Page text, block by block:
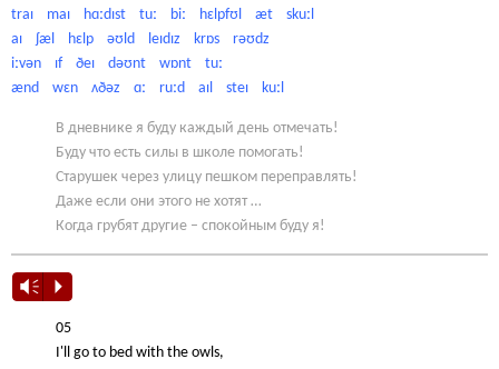
traɪ maɪ hɑːdɪst tuː biː hɛlpfʊl æt skuːl
aɪ ʃæl hɛlp əʊld leɪdɪz krɒs rəʊdz
iːvən ɪf ðeɪ dəʊnt wɒnt tuː
ænd wɛn ʌðəz ɑː ruːd aɪl steɪ kuːl
В дневнике я буду каждый день отмечать!
Буду что есть силы в школе помогать!
Старушек через улицу пешком переправлять!
Даже если они этого не хотят …
Когда грубят другие – спокойным буду я!
Vm P
05
I'll go to bed with the owls,